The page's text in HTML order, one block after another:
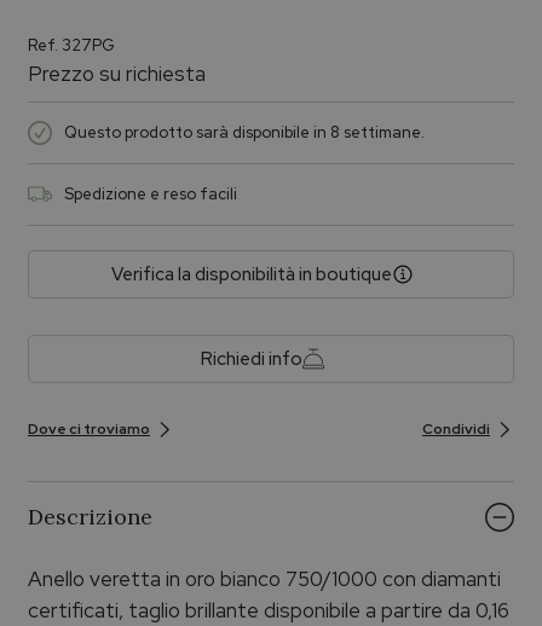
Ref. 327PG
Prezzo su richiesta
Questo prodotto sarà disponibile in 8 settimane.
Spedizione e reso facili
Verifica la disponibilità in boutique
Richiedi info
Dove ci troviamo Condividi
Descrizione
Anello veretta in oro bianco 750/1000 con diamanti
certificati, taglio brillante disponibile a partire da 0,16